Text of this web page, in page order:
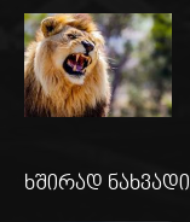
ხშირად ნახვადი